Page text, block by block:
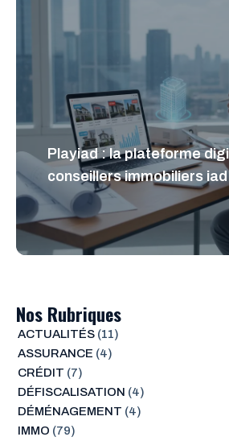
Playiad : la plateforme
conseillers immobiliers iad
Nos Rubriques
ACTUALITÉS(11)
ASSURANCE (4)
CRÉDIT (7)
DÉFISCALISATION (4)
DÉMÉNAGEMENT (4)
IMMO (79)